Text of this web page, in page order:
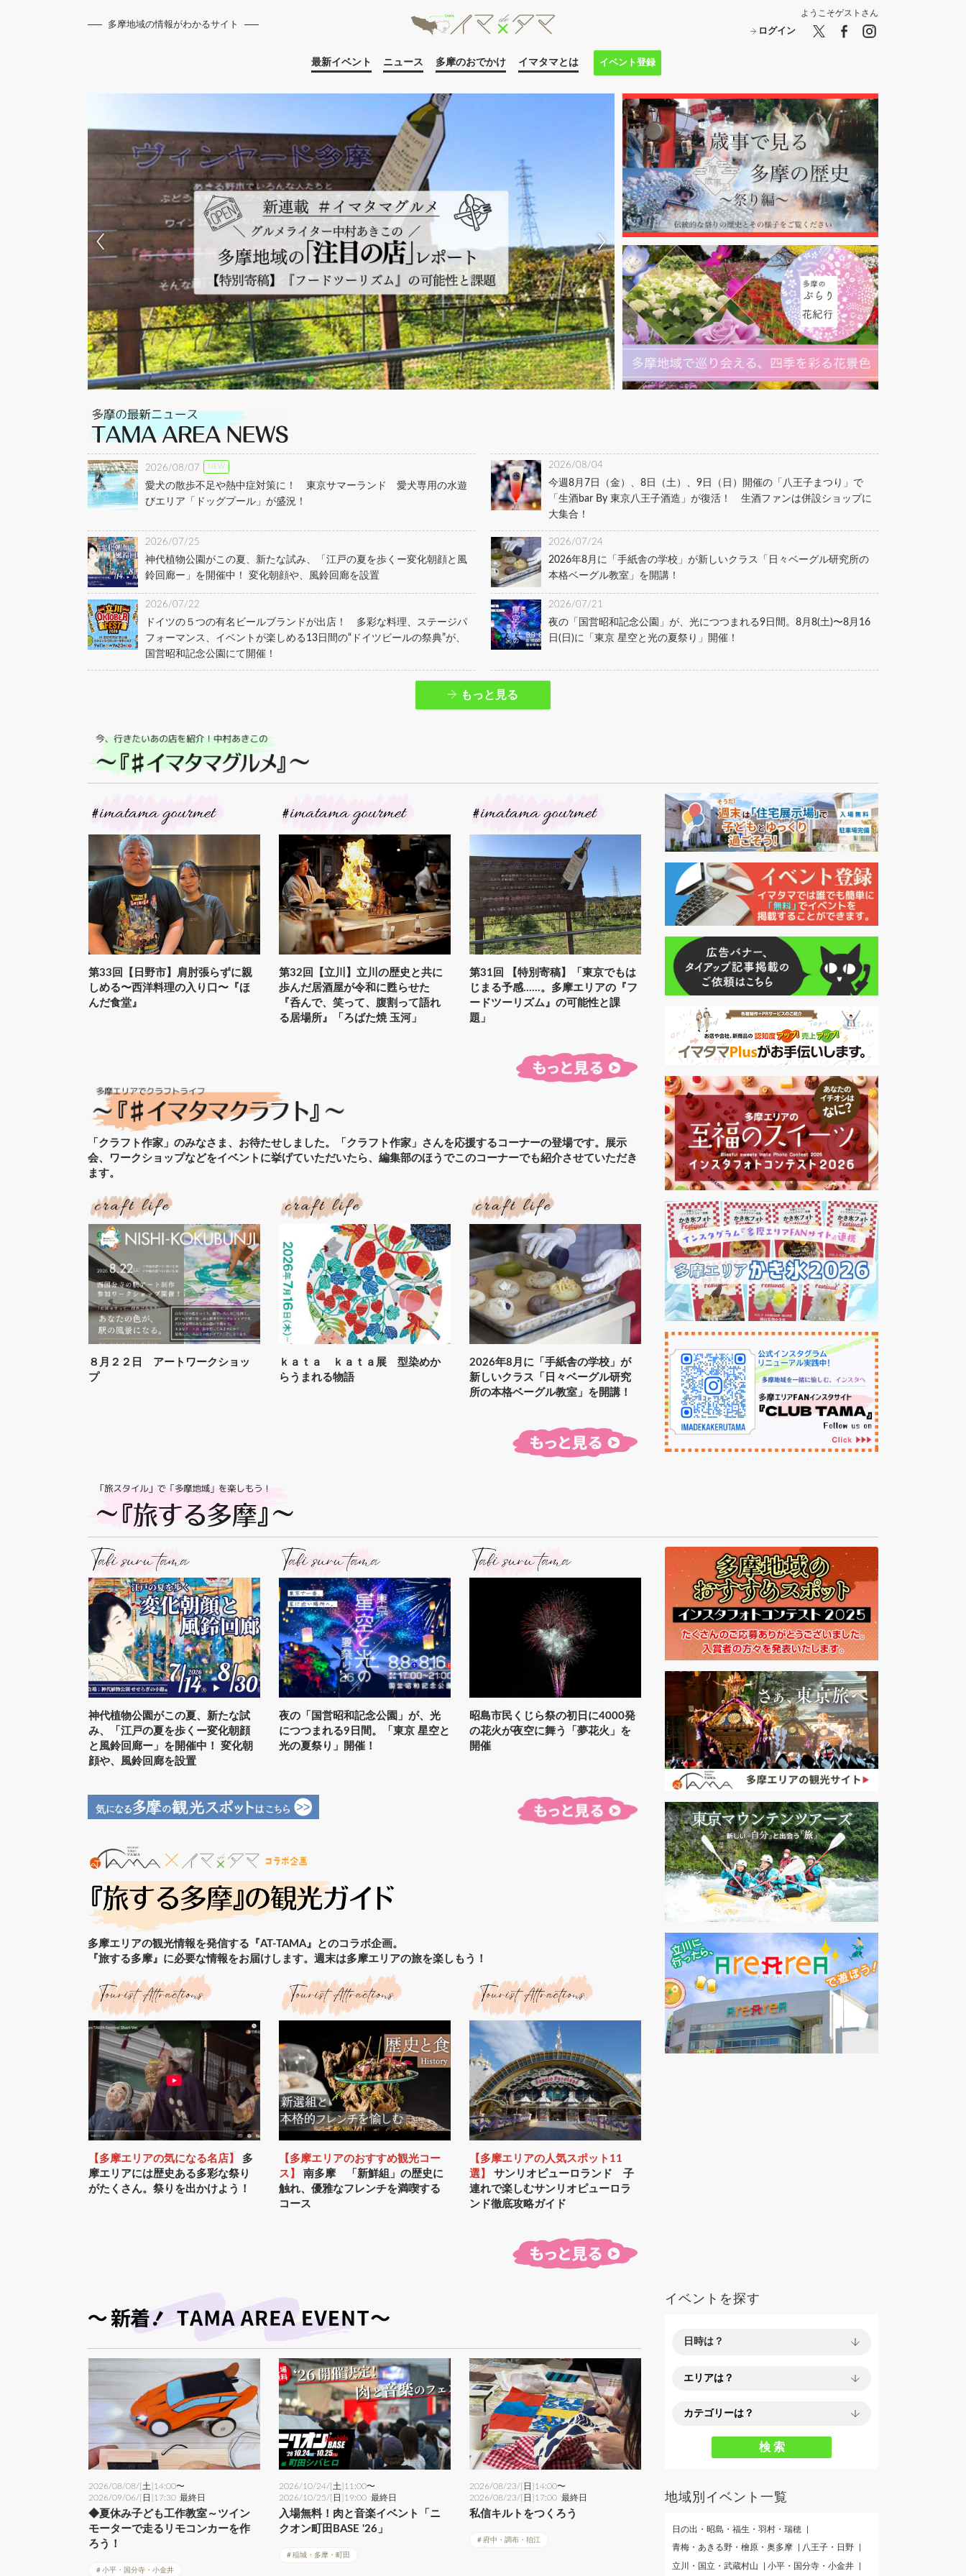
多摩地域の情報がわかるサイト
ようこそゲスト さん
ログイン
最新イベント ニュース 多摩のおでかけ イマタマとは イベント登録
2026/08/07 NEW
愛犬の散歩不足や熱中症対策に！ 東京サマーランド 愛犬専用の水遊
びエリア「ドッグプール」が盛況！
2026/08/04
今週8月7日（金）、8日（土）、9日（日）開催の「八王子まつり」で
「生酒bar By 東京八王子酒造」が復活！ 生酒ファンは併設ショップに
大集合！
2026/07/25
神代植物公園がこの夏、新たな試み、「江戸の夏を歩くー変化朝顔と風
鈴回廊ー」を開催中！ 変化朝顔や、風鈴回廊を設置
2026/07/24
2026年8月に「手紙舎の学校」が新しいクラス「日々ベーグル研究所の
本格ベーグル教室」を開講！
2026/07/22
ドイツの５つの有名ビールブランドが出店！ 多彩な料理、ステージパ
フォーマンス、イベントが楽しめる13日間の“ドイツビールの祭典”が、
国営昭和記念公園にて開催！
2026/07/21
夜の「国営昭和記念公園」が、光につつまれる9日間。8月8(土)〜8月16
日(日)に「東京 星空と光の夏祭り」開催！
もっと見る
第33回【日野市】肩肘張らずに親
しめる〜西洋料理の入り口〜『ほ
んだ食堂』
第32回【立川】立川の歴史と共に
歩んだ居酒屋が令和に甦らせた
『呑んで、笑って、腹割って語れ
る居場所』「ろばた焼 玉河」
第31回 【特別寄稿】「東京でもは
じまる予感……。多摩エリアの『フ
ードツーリズム』の可能性と課
題」
「クラフト作家」のみなさま、お待たせしました。「クラフト作家」さんを応援するコーナーの登場です。展示
会、ワークショップなどをイベントに挙げていただいたら、編集部のほうでこのコーナーでも紹介させていただき
ます。
８月２２日 アートワークショッ
プ
ｋａｔａ ｋａｔａ展 型染めか
らうまれる物語
2026年8月に「手紙舎の学校」が
新しいクラス「日々ベーグル研究
所の本格ベーグル教室」を開講！
神代植物公園がこの夏、新たな試
み、「江戸の夏を歩くー変化朝顔
と風鈴回廊ー」を開催中！ 変化朝
顔や、風鈴回廊を設置
夜の「国営昭和記念公園」が、光
につつまれる9日間。「東京 星空と
光の夏祭り」開催！
昭島市民くじら祭の初日に4000発
の花火が夜空に舞う「夢花火」を
開催
多摩エリアの観光情報を発信する『AT-TAMA』とのコラボ企画。
『旅する多摩』に必要な情報をお届けします。週末は多摩エリアの旅を楽しもう！
【多摩エリアの気になる名店】
多
摩エリアには歴史ある多彩な祭り
がたくさん。祭りを出かけよう！
【多摩エリアのおすすめ観光コー
ス】
南多摩 「新鮮組」の歴史に
触れ、優雅なフレンチを満喫する
コース
【多摩エリアの人気スポット11
選】
サンリオピューロランド 子
連れで楽しむサンリオピューロラ
ンド徹底攻略ガイド
2026/08/08/[土] 14:00〜
2026/09/06/[日] 17:30 最終日
◆夏休み子ども工作教室～ツイン
モーターで走るリモコンカーを作
ろう！
小平・国分寺・小金井
2026/10/24/[土] 11:00〜
2026/10/25/[日] 19:00 最終日
入場無料！肉と音楽イベント「ニ
クオン町田BASE '26」
稲城・多摩・町田
2026/08/23/[日] 14:00〜
2026/08/23/[日] 17:00 最終日
私信キルトをつくろう
府中・調布・狛江
イベントを探す
地域別イベント一覧
日の出・昭島・福生・羽村・瑞穂
青梅・あきる野・檜原・奥多摩 八王子・日野
立川・国立・武蔵村山 小平・国分寺・小金井